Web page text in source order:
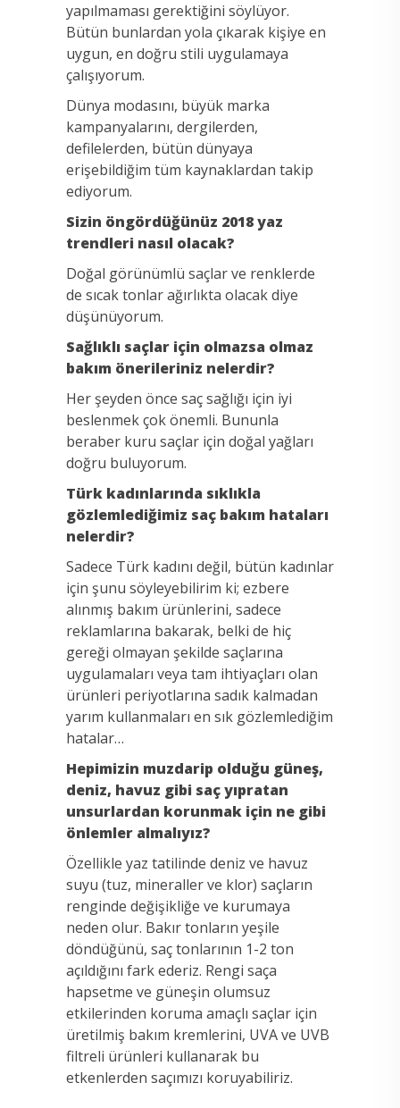
yapılmaması gerektiğini söylüyor.
Bütün bunlardan yola çıkarak kişiye en
uygun, en doğru stili uygulamaya
çalışıyorum.
Dünya modasını, büyük marka
kampanyalarını, dergilerden,
defilelerden, bütün dünyaya
erişebildiğim tüm kaynaklardan takip
ediyorum.
Sizin öngördüğünüz 2018 yaz
trendleri nasıl olacak?
Doğal görünümlü saçlar ve renklerde
de sıcak tonlar ağırlıkta olacak diye
düşünüyorum.
Sağlıklı saçlar için olmazsa olmaz
bakım önerileriniz nelerdir?
Her şeyden önce saç sağlığı için iyi
beslenmek çok önemli. Bununla
beraber kuru saçlar için doğal yağları
doğru buluyorum.
Türk kadınlarında sıklıkla
gözlemlediğimiz saç bakım hataları
nelerdir?
Sadece Türk kadını değil, bütün kadınlar
için şunu söyleyebilirim ki; ezbere
alınmış bakım ürünlerini, sadece
reklamlarına bakarak, belki de hiç
gereği olmayan şekilde saçlarına
uygulamaları veya tam ihtiyaçları olan
ürünleri periyotlarına sadık kalmadan
yarım kullanmaları en sık gözlemlediğim
hatalar…
Hepimizin muzdarip olduğu güneş,
deniz, havuz gibi saç yıpratan
unsurlardan korunmak için ne gibi
önlemler almalıyız?
Özellikle yaz tatilinde deniz ve havuz
suyu (tuz, mineraller ve klor) saçların
renginde değişikliğe ve kurumaya
neden olur. Bakır tonların yeşile
döndüğünü, saç tonlarının 1-2 ton
açıldığını fark ederiz. Rengi saça
hapsetme ve güneşin olumsuz
etkilerinden koruma amaçlı saçlar için
üretilmiş bakım kremlerini, UVA ve UVB
filtreli ürünleri kullanarak bu
etkenlerden saçımızı koruyabiliriz.